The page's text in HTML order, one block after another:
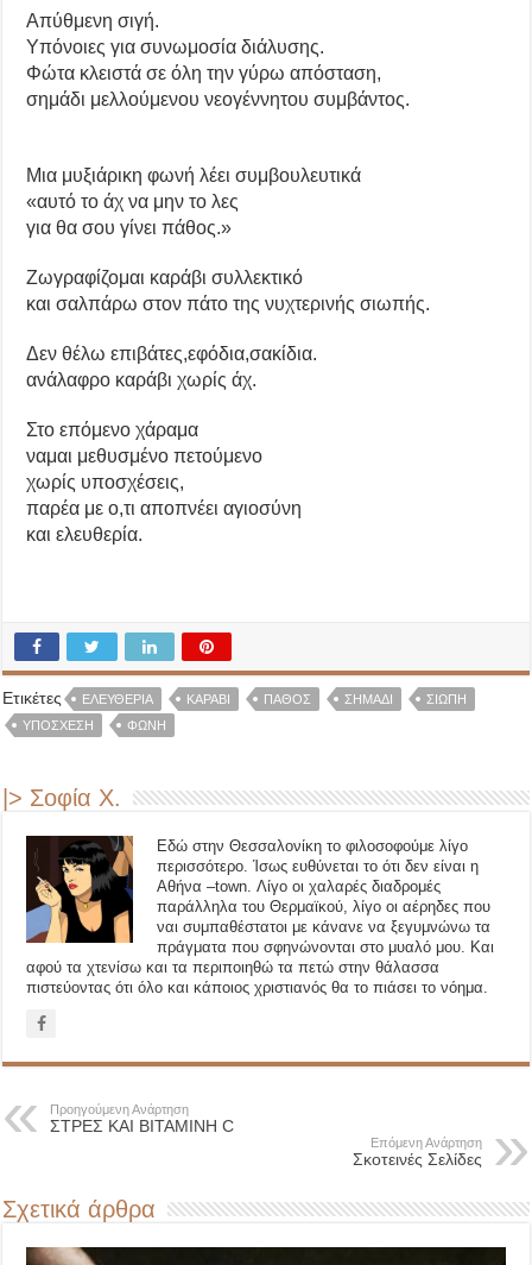
Απύθμενη σιγή.
Υπόνοιες για συνωμοσία διάλυσης.
Φώτα κλειστά σε όλη την γύρω απόσταση,
σημάδι μελλούμενου νεογέννητου συμβάντος.
Μια μυξιάρικη φωνή λέει συμβουλευτικά
«αυτό το άχ να μην το λες
για θα σου γίνει πάθος.»
Ζωγραφίζομαι καράβι συλλεκτικό
και σαλπάρω στον πάτο της νυχτερινής σιωπής.
Δεν θέλω επιβάτες,εφόδια,σακίδια.
ανάλαφρο καράβι χωρίς άχ.
Στο επόμενο χάραμα
ναμαι μεθυσμένο πετούμενο
χωρίς υποσχέσεις,
παρέα με ο,τι αποπνέει αγιοσύνη
και ελευθερία.
Ετικέτες ΕΛΕΥΘΕΡΊΑ ΚΑΡΆΒΙ ΠΆΘΟΣ ΣΗΜΆΔΙ
ΣΙΩΠΉ
ΥΠΌΣΧΕΣΗ
ΦΩΝΉ
|> Σοφία Χ.
Εδώ στην Θεσσαλονίκη το φιλοσοφούμε λίγο
περισσότερο. Ίσως ευθύνεται το ότι δεν είναι η
Αθήνα –town. Λίγο οι χαλαρές διαδρομές
παράλληλα του Θερμαϊκού, λίγο οι αέρηδες που
ναι συμπαθέστατοι με κάνανε να ξεγυμνώνω τα
πράγματα που σφηνώνονται στο μυαλό μου. Και
αφού τα χτενίσω και τα περιποιηθώ τα πετώ στην θάλασσα
πιστεύοντας ότι όλο και κάποιος χριστιανός θα το πιάσει το νόημα.
Προηγούμενη Ανάρτηση
ΣΤΡΕΣ ΚΑΙ ΒΙΤΑΜΙΝΗ C
Επόμενη Ανάρτηση
Σκοτεινές Σελίδες
Σχετικά άρθρα